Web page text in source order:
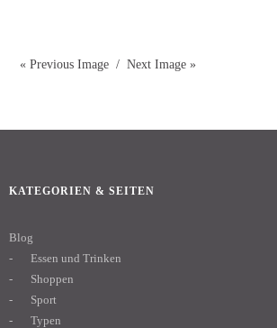
« Previous Image Next Image »
KATEGORIEN & SEITEN
Blog
Essen und Trinken
Shoppen
Sport
Typen